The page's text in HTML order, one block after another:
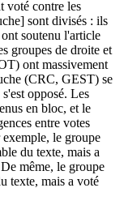
voté contre les
sont divisés : ils
soutenu l'article
groupes de droite et
ont massivement
(CRC, GEST) se
opposé. Les
en bloc, et le
entre votes
le groupe
du texte, mais a
même, le groupe
texte, mais a voté